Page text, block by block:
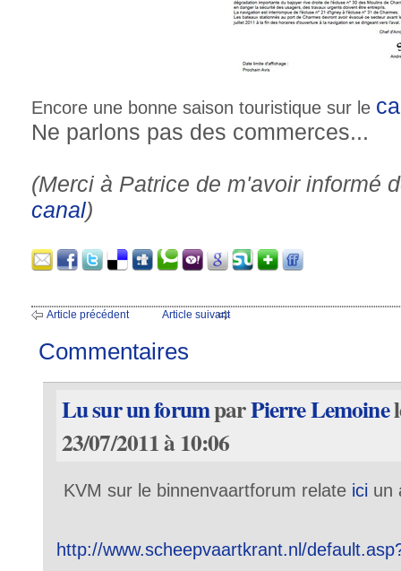
Encore une bonne saison touristique sur le
Ne parlons pas des commerces...
(Merci à Patrice de m'avoir informé
canal)
Article précédent Article suivant
Commentaires
Lu sur un forumparPierre Lemoine
23/07/2011 à 10:06
KVM sur le binnenvaartforum relate ici un
http://www.scheepvaartkrant.nl/